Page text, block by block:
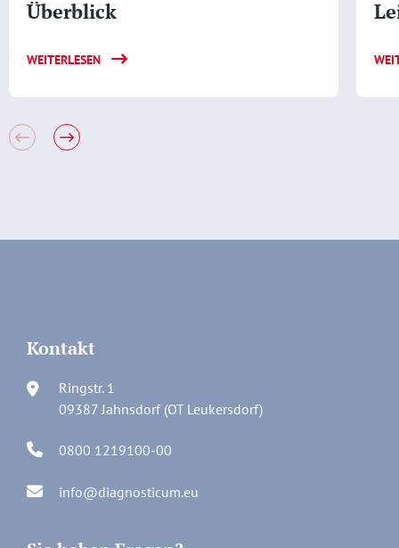
Überblick
WEITERLESEN
Kontakt
Ringstr. 1
09387 Jahnsdorf (OT Leukersdorf)
0800 1219100-00
info@diagnosticum.eu